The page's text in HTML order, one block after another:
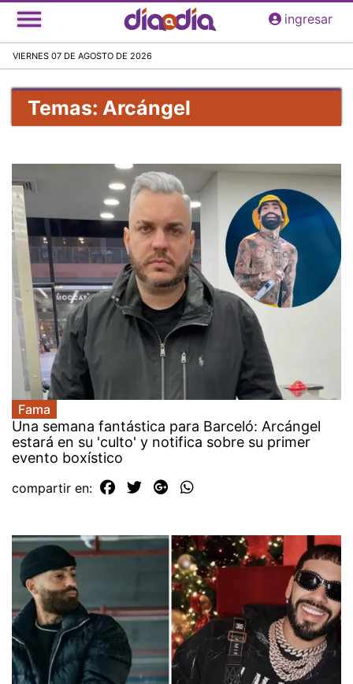
Pasar
al
principal
ingresar
VIERNES 07 DE AGOSTO DE 2026
Temas: Arcángel
Fama
Una semana fantástica para Barceló: Arcángel
estará en su 'culto' y notifica sobre su primer
evento boxístico
compartir en: